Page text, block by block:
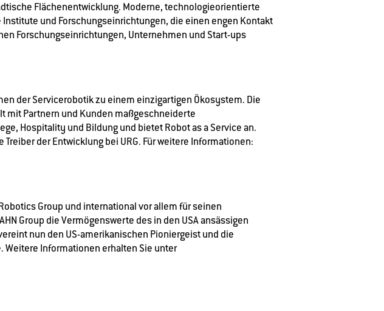
Flächenentwicklung. Moderne, technologieorientierte
und Forschungseinrichtungen, die einen engen Kontakt
Forschungseinrichtungen, Unternehmen und Start-ups
der Servicerobotik zu einem einzigartigen Ökosystem. Die
mit Partnern und Kunden maßgeschneiderte
Hospitality und Bildung und bietet Robot as a Service an.
der Entwicklung bei URG. Für weitere Informationen:
Group und international vor allem für seinen
Group die Vermögenswerte des in den USA ansässigen
nun den US-amerikanischen Pioniergeist und die
Weitere Informationen erhalten Sie unter